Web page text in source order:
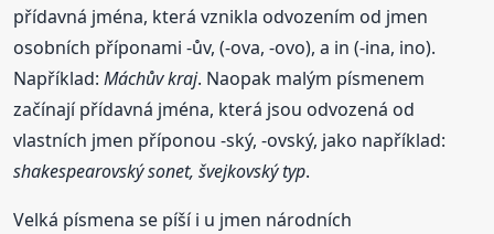
přídavná jména, která vznikla odvozením od jmen
osobních příponami -ův, (-ova, -ovo), a in (-ina, ino).
Například:Máchův kraj. Naopak malým písmenem
začínají přídavná jména, která jsou odvozená od
vlastních jmen příponou -ský, -ovský, jako například:
shakespearovský sonet, švejkovský typ.
Velká písmena se píší i u jmen národních